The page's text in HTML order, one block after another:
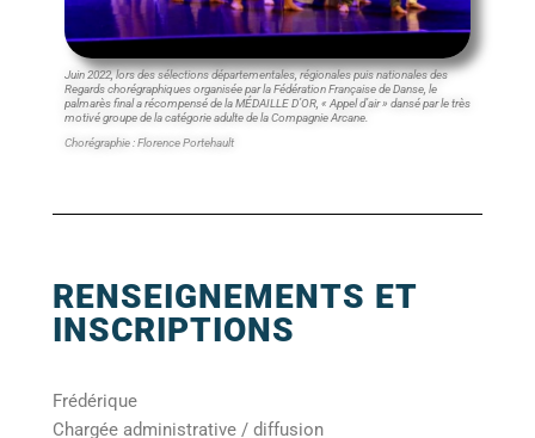
Juin 2022, lors des sélections départementales, régionales puis nationales des
Regards chorégraphiques organisée par la Fédération Française de Danse, le
palmarès final a récompensé de la MÉDAILLE D’OR, « Appel d’air » dansé par le très
motivé groupe de la catégorie adulte de la Compagnie Arcane.
Chorégraphie : Florence Portehault
RENSEIGNEMENTS ET
INSCRIPTIONS
Frédérique
Chargée administrative / diffusion